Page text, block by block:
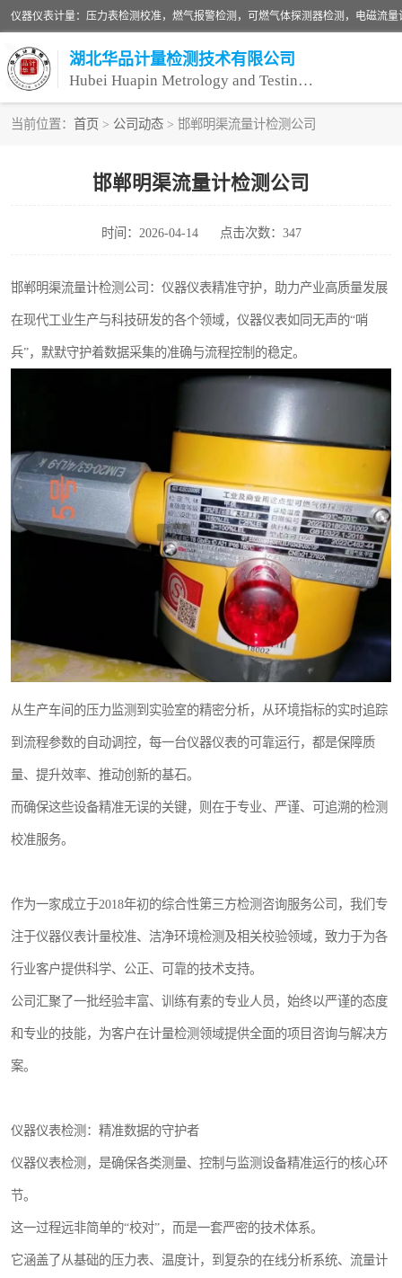
湖北华品计量检测技术有限公司
Hubei Huapin Metrology and Testing Technology Co. , Ltd.
当前位置： 首页 > 公司动态 > 邯郸明渠流量计检测公司
邯郸明渠流量计检测公司
时间：2026-04-14 点击次数：347
邯郸明渠流量计检测公司：仪器仪表精准守护，助力产业高质量发展
在现代工业生产与科技研发的各个领域，仪器仪表如同无声的“哨
兵”，默默守护着数据采集的准确与流程控制的稳定。
从生产车间的压力监测到实验室的精密分析，从环境指标的实时追踪
到流程参数的自动调控，每一台仪器仪表的可靠运行，都是保障质
量、提升效率、推动创新的基石。
而确保这些设备精准无误的关键，则在于专业、严谨、可追溯的检测
校准服务。
作为一家成立于2018年初的综合性第三方检测咨询服务公司，我们专
注于仪器仪表计量校准、洁净环境检测及相关校验领域，致力于为各
行业客户提供科学、公正、可靠的技术支持。
公司汇聚了一批经验丰富、训练有素的专业人员，始终以严谨的态度
和专业的技能，为客户在计量检测领域提供全面的项目咨询与解决方
案。
仪器仪表检测：精准数据的守护者
仪器仪表检测，是确保各类测量、控制与监测设备精准运行的核心环
节。
这一过程远非简单的“校对”，而是一套严密的技术体系。
它涵盖了从基础的压力表、温度计，到复杂的在线分析系统、流量计
压力表校准